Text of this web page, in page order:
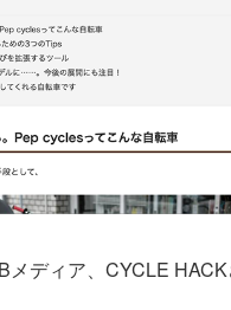
メディア、CYCLE